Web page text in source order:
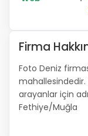
Firma
Foto Deniz
mahallesindedir.
arayanlar için
Fethiye/Muğla